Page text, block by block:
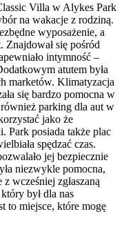
Villa w Alykes Park
na wakacje z rodziną.
wyposażenie, a
Znajdował się pośród
intymność –
atutem była
marketów. Klimatyzacja
się bardzo pomocna w
parking dla aut w
jako że
Park posiada także plac
spędzać czas.
jej bezpiecznie
niezwykle pomocna,
wcześniej zgłaszaną
był dla nas
to miejsce, które mogę